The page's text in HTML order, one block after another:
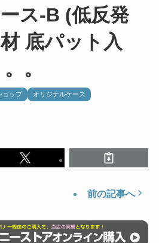
ス-B (低反発
底パット入
。
ョップ
オリジナルケース
前の記事へ